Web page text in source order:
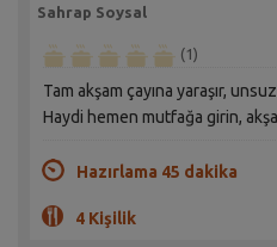
Sahrap Soysal
(1)
Tam akşam çayına yaraşır,
Haydi hemen mutfağa girin,
Hazırlama 45 dakika
4 Kişilik